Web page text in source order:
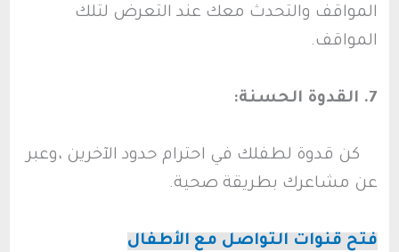
المواقف والتحدث معك عند التعرض لتلك
المواقف.
7. القدوة الحسنة:
كن قدوة لطفلك في احترام حدود الآخرين ،وعبر
عن مشاعرك بطريقة صحية.
فتح قنوات التواصل مع الأطفال